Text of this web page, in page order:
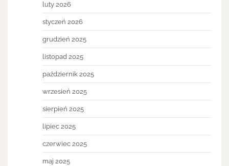
luty 2026
styczeń 2026
grudzień 2025
listopad 2025
październik 2025
wrzesień 2025
sierpień 2025
lipiec 2025
czerwiec 2025
maj 2025